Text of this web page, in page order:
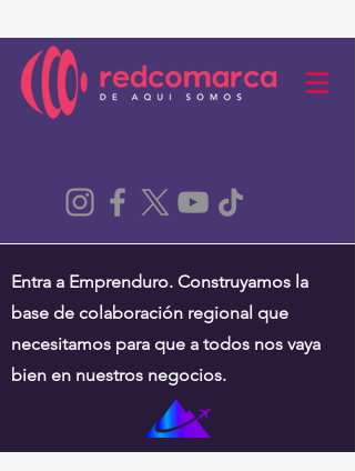
Entra a Emprenduro. Construyamos la
base de colaboración regional que
necesitamos para que a todos nos vaya
bien en nuestros negocios.